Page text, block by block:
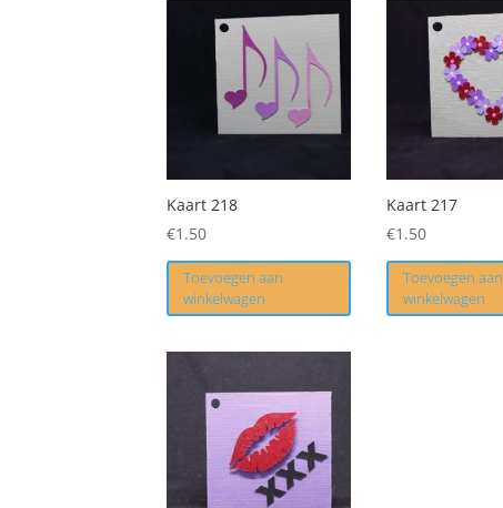
Kaart 218
€1.50
Toevoegen aan
winkelwagen
Kaart 217
€1.50
Toevoegen aan
winkelwagen